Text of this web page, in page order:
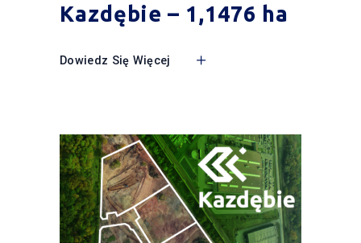
Kazdębie – 1,1476 ha
Dowiedz Się Więcej